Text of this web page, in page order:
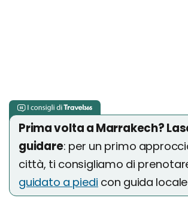
Prima volta a Marrakech?
guidare: per un primo
città, ti consigliamo di
guidato a piedi con guida